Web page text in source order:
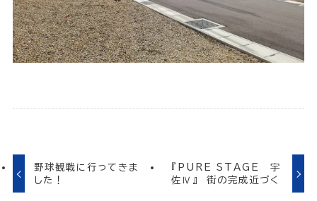
野球観戦に行ってきま
した！
『PURE STAGE 宇
佐Ⅳ』 街の完成近づく